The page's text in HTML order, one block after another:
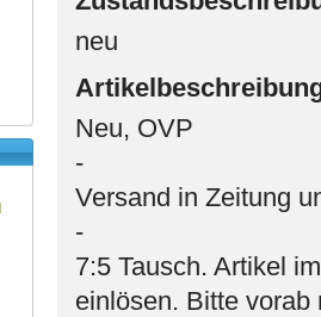
neu
Neu, OVP
-
Versand in Zeitung
-
7:5 Tausch. Artikel
einlösen. Bitte